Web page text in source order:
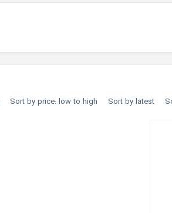
Sort by latest
Sort by price: low to high